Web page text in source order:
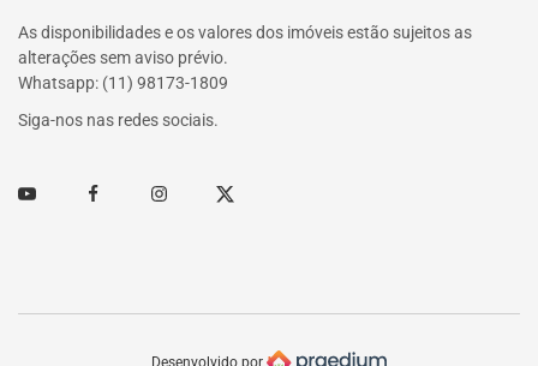
As disponibilidades e os valores dos imóveis estão sujeitos as
alterações sem aviso prévio.
Whatsapp: (11) 98173-1809
Siga-nos nas redes sociais.
Youtube FacebookInstagramTwitter
Desenvolvido por